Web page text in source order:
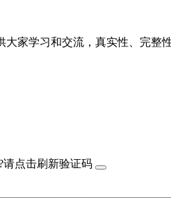
家学习和交流，真实性、完